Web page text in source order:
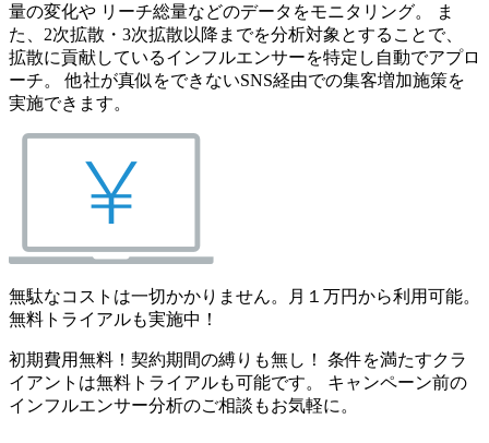
量の変化や リーチ総量などのデータをモニタリング。 ま
た、2次拡散・3次拡散以降までを分析対象とすることで、
拡散に貢献しているインフルエンサーを特定し自動でアプロ
ーチ。 他社が真似をできないSNS経由での集客増加施策を
実施できます。
無駄なコストは一切かかりません。月１万円から利用可能。
無料トライアルも実施中！
初期費用無料！契約期間の縛りも無し！ 条件を満たすクラ
イアントは無料トライアルも可能です。 キャンペーン前の
インフルエンサー分析のご相談もお気軽に。